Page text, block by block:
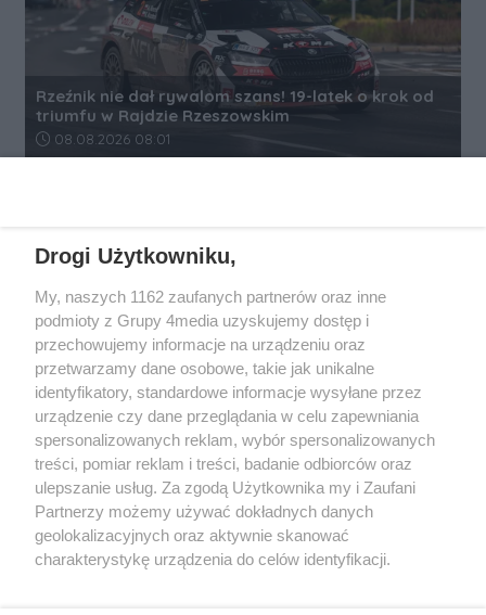
Rzeźnik nie dał rywalom szans! 19-latek o krok od
triumfu w Rajdzie Rzeszowskim
Data dodania artykułu:
08.08.2026 08:01
Wydawcąrzeszow-info.pljest:
FUNDACJA MEDIÓW NIEZALEŻNYCH LIBERTAS
ul. Kopernika 10, 35-002 Rzeszów
e-mail:redakcja@rzeszow-info.pl
Drogi Użytkowniku,
My, naszych 1162 zaufanych partnerów oraz inne
podmioty z Grupy 4media uzyskujemy dostęp i
przechowujemy informacje na urządzeniu oraz
przetwarzamy dane osobowe, takie jak unikalne
identyfikatory, standardowe informacje wysyłane przez
urządzenie czy dane przeglądania w celu zapewniania
spersonalizowanych reklam, wybór spersonalizowanych
treści, pomiar reklam i treści, badanie odbiorców oraz
ulepszanie usług. Za zgodą Użytkownika my i Zaufani
Partnerzy możemy używać dokładnych danych
geolokalizacyjnych oraz aktywnie skanować
charakterystykę urządzenia do celów identyfikacji.